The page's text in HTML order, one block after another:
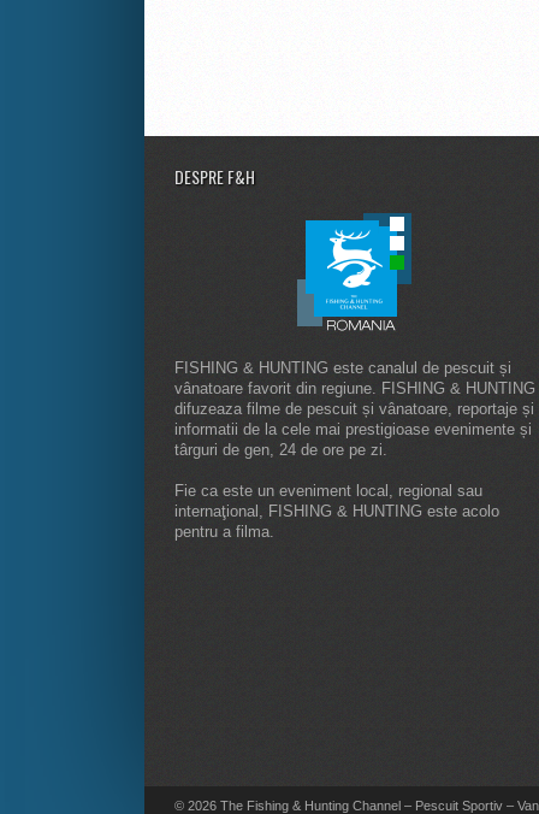
DESPRE F&H
FISHING & HUNTING este canalul de pescuit și
vânatoare favorit din regiune. FISHING & HUNTING
difuzeaza filme de pescuit și vânatoare, reportaje și
informatii de la cele mai prestigioase evenimente și
târguri de gen, 24 de ore pe zi.
Fie ca este un eveniment local, regional sau
internaţional, FISHING & HUNTING este acolo
pentru a filma.
© 2026 The Fishing & Hunting Channel – Pescuit Sportiv –